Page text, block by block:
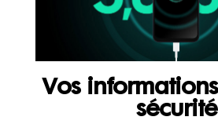
Vos
sécurité